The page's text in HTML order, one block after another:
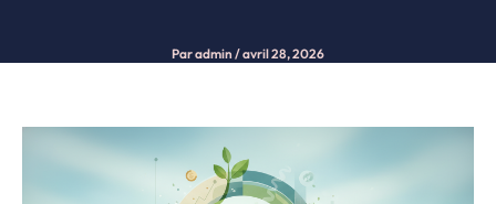
Paradmin /avril 28, 2026